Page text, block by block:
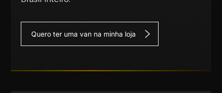
Quero ter uma van na minha loja